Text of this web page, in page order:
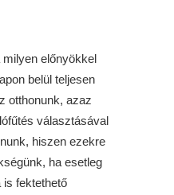
előnyökkel
belül teljesen
otthonunk, azaz
választásával
hiszen ezekre
ha esetleg
is fektethető